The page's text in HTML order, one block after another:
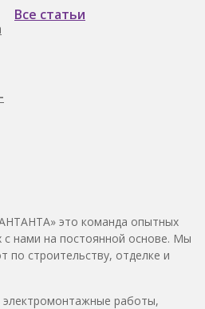
Все статьи
это команда опытных
нами на постоянной основе. Мы
по строительству, отделке и
работы,